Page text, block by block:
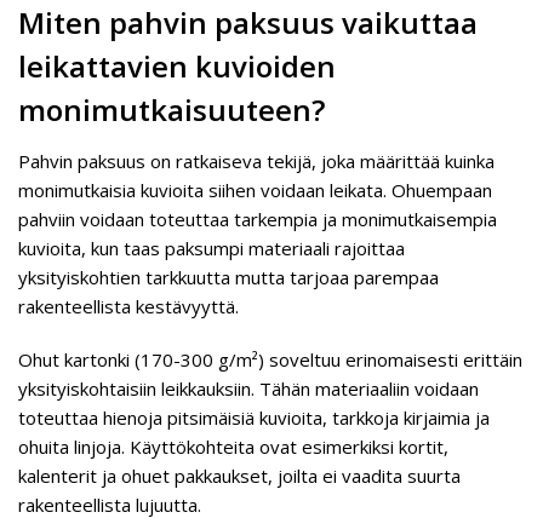
Miten pahvin paksuus vaikuttaa
leikattavien kuvioiden
monimutkaisuuteen?
Pahvin paksuus on ratkaiseva tekijä, joka määrittää kuinka
monimutkaisia kuvioita siihen voidaan leikata. Ohuempaan
pahviin voidaan toteuttaa tarkempia ja monimutkaisempia
kuvioita, kun taas paksumpi materiaali rajoittaa
yksityiskohtien tarkkuutta mutta tarjoaa parempaa
rakenteellista kestävyyttä.
Ohut kartonki (170-300 g/m²) soveltuu erinomaisesti erittäin
yksityiskohtaisiin leikkauksiin. Tähän materiaaliin voidaan
toteuttaa hienoja pitsimäisiä kuvioita, tarkkoja kirjaimia ja
ohuita linjoja. Käyttökohteita ovat esimerkiksi kortit,
kalenterit ja ohuet pakkaukset, joilta ei vaadita suurta
rakenteellista lujuutta.